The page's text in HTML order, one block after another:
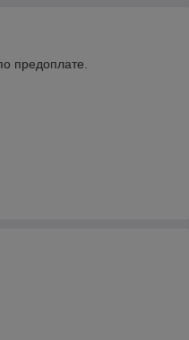
предоплате.